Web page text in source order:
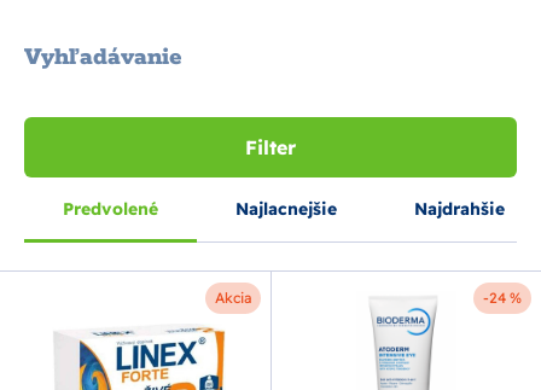
Vyhľadávanie
Filter
Predvolené Najlacnejšie Najdrahšie
Akcia -24 %